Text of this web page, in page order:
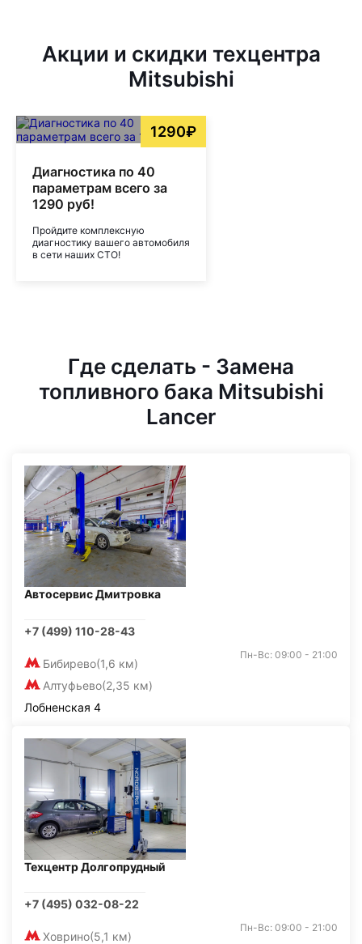
Акции и скидки техцентра
Mitsubishi
1290₽
Диагностика по 40
параметрам всего за
1290 руб!
Пройдите комплексную
диагностику вашего автомобиля
в сети наших СТО!
Где сделать - Замена
топливного бака Mitsubishi
Lancer
Автосервис Дмитровка
+7 (499) 110-28-43
Бибирево(1,6 км)
Алтуфьево(2,35 км)
Пн-Вс: 09:00 - 21:00
Лобненская 4
Техцентр Долгопрудный
+7 (495) 032-08-22
Ховрино(5,1 км)
Пн-Вс: 09:00 - 21:00